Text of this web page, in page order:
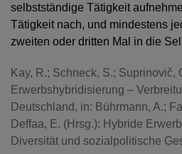
selbstständige Tätigkeit
Tätigkeit nach, und mindestens
zweiten oder dritten Mal in die
Kay, R.; Schneck, S.; Suprinovič,
Erwerbshybridisierung –
Deutschland, in: Bührmann, A.;
Deffaa, E. (Hrsg.): Hybride
Diversität und sozialpolitische